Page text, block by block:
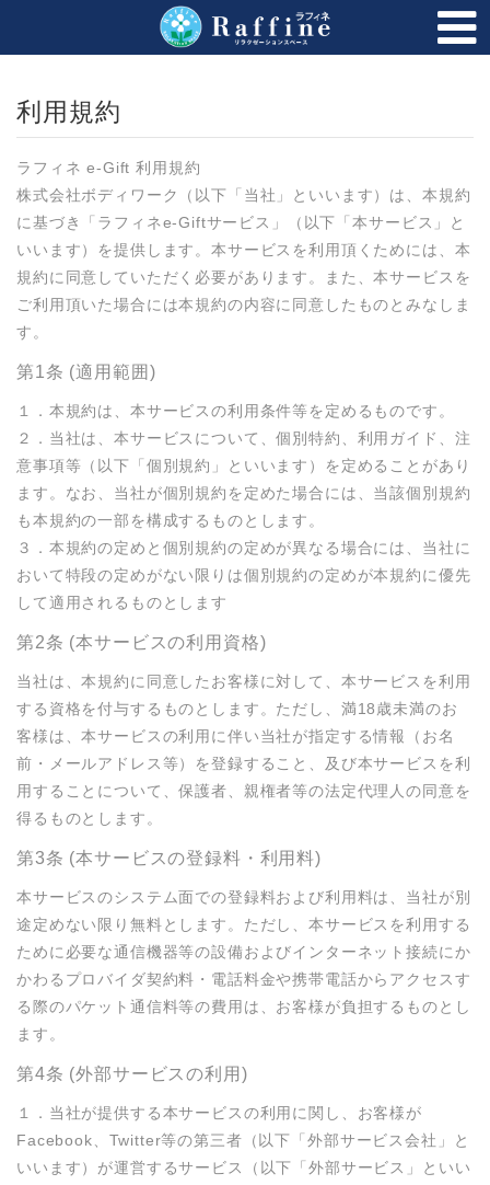
トップページ
購入履歴
法人のお客様
利用規約
ラフィネ e-Gift 利用規約
株式会社ボディワーク（以下「当社」といいます）は、本規約
に基づき「ラフィネe-Giftサービス」（以下「本サービス」と
いいます）を提供します。本サービスを利用頂くためには、本
規約に同意していただく必要があります。また、本サービスを
ご利用頂いた場合には本規約の内容に同意したものとみなしま
す。
第1条 (適用範囲)
１．本規約は、本サービスの利用条件等を定めるものです。
２．当社は、本サービスについて、個別特約、利用ガイド、注
意事項等（以下「個別規約」といいます）を定めることがあり
ます。なお、当社が個別規約を定めた場合には、当該個別規約
も本規約の一部を構成するものとします。
３．本規約の定めと個別規約の定めが異なる場合には、当社に
おいて特段の定めがない限りは個別規約の定めが本規約に優先
して適用されるものとします
第2条 (本サービスの利用資格)
当社は、本規約に同意したお客様に対して、本サービスを利用
する資格を付与するものとします。ただし、満18歳未満のお
客様は、本サービスの利用に伴い当社が指定する情報（お名
前・メールアドレス等）を登録すること、及び本サービスを利
用することについて、保護者、親権者等の法定代理人の同意を
得るものとします。
第3条 (本サービスの登録料・利用料)
本サービスのシステム面での登録料および利用料は、当社が別
途定めない限り無料とします。ただし、本サービスを利用する
ために必要な通信機器等の設備およびインターネット接続にか
かわるプロバイダ契約料・電話料金や携帯電話からアクセスす
る際のパケット通信料等の費用は、お客様が負担するものとし
ます。
第4条 (外部サービスの利用)
１．当社が提供する本サービスの利用に関し、お客様が
Facebook、Twitter等の第三者（以下「外部サービス会社」と
いいます）が運営するサービス（以下「外部サービス」といい